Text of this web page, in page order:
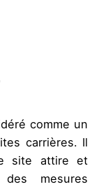
comme un
carrières. Il
site attire et
mesures